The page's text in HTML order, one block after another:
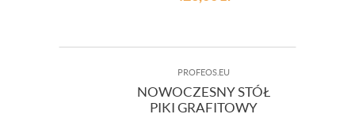
PROFEOS.EU
NOWOCZESNY STÓŁ
PIKI GRAFITOWY